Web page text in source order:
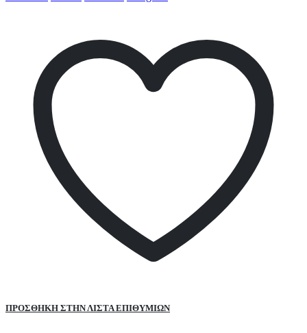
ΠΡΌΣΘΉΚΗ ΣΤΗΝ ΛΊΣΤΑ ΕΠΙΘΥΜΙΏΝ